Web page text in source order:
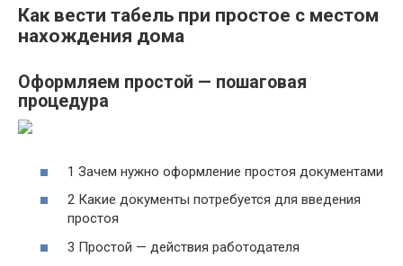
Как вести табель при простое с местом
нахождения дома
Оформляем простой — пошаговая
процедура
1 Зачем нужно оформление простоя документами
2 Какие документы потребуется для введения
простоя
3 Простой — действия работодателя